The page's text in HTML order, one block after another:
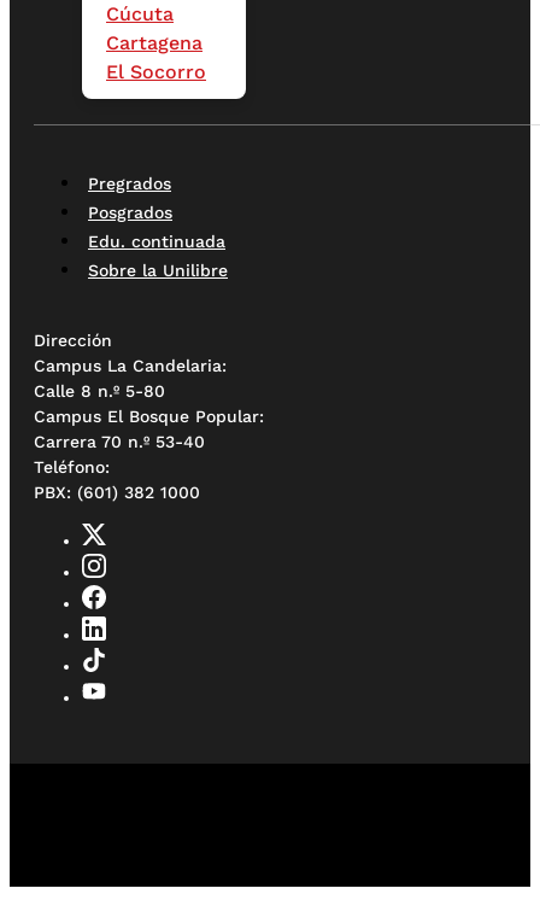
Cúcuta
Cartagena
El Socorro
Pregrados
Posgrados
Edu. continuada
Sobre la Unilibre
Dirección
Campus La Candelaria:
Calle 8 n.º 5-80
Campus El Bosque Popular:
Carrera 70 n.º 53-40
Teléfono:
PBX: (601) 382 1000